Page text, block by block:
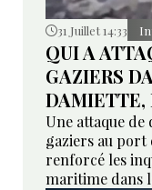
31 Juillet 14:33
QUI A
GAZIERS
DAMIETTE,
Une attaque
gaziers au port
renforcé les
maritime dans